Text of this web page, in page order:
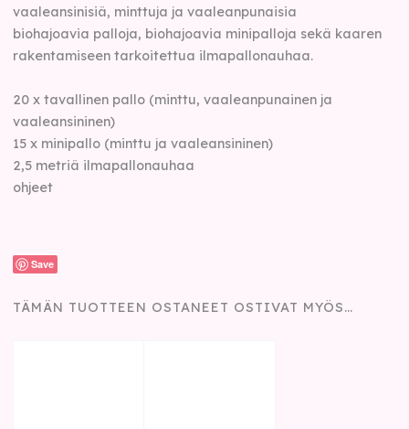
vaaleansinisiä, minttuja ja vaaleanpunaisia
biohajoavia palloja, biohajoavia minipalloja sekä kaaren
rakentamiseen tarkoitettua ilmapallonauhaa.
20 x tavallinen pallo (minttu, vaaleanpunainen ja
vaaleansininen)
15 x minipallo (minttu ja vaaleansininen)
2,5 metriä ilmapallonauhaa
ohjeet
Save
TÄMÄN TUOTTEEN OSTANEET OSTIVAT MYÖS…